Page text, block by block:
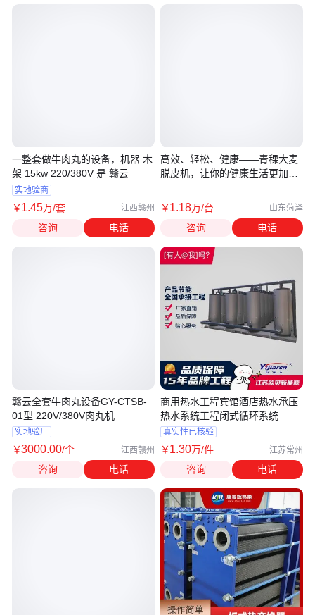
一整套做牛肉丸的设备，机器 木
架 15kw 220/380V 是 赣云
实地验商
￥1.45万/套 江西赣州
咨询 电话
赣云全套牛肉丸设备GY-CTSB-
01型 220V/380V肉丸机
实地验厂
￥3000.00/个 江西赣州
咨询 电话
高效、轻松、健康——青稞大麦
脱皮机，让你的健康生活更加便
￥1.18万/台 山东菏泽
咨询 电话
商用热水工程宾馆酒店热水承压
热水系统工程闭式循环系统
真实性已核验
￥1.30万/件 江苏常州
咨询 电话